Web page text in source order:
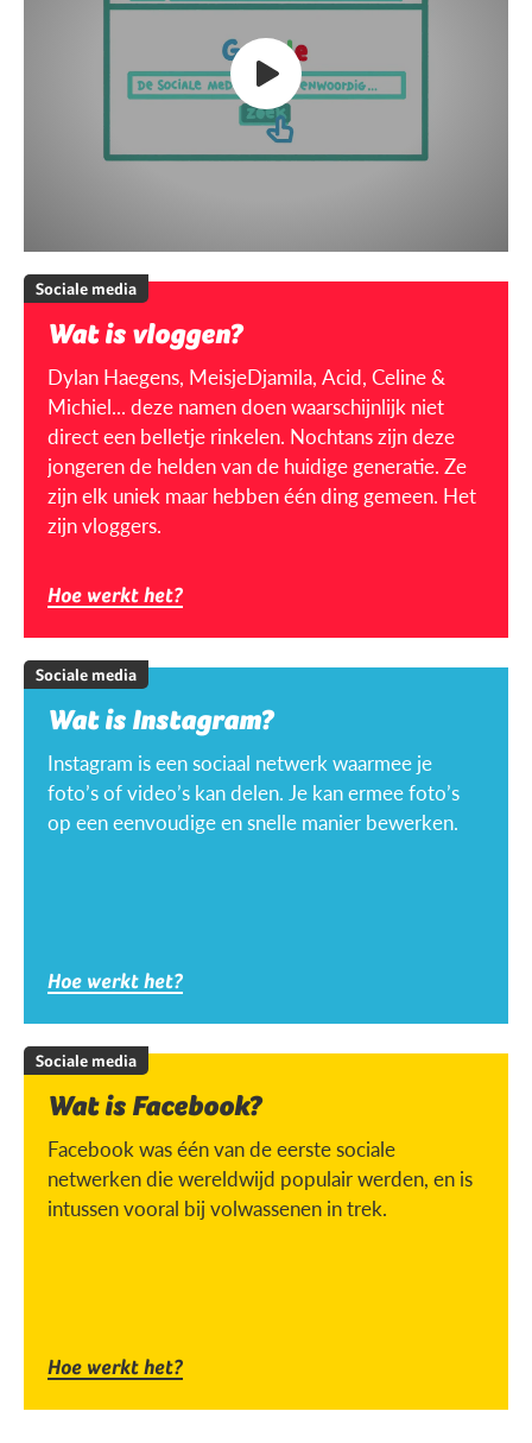
Sociale media
Wat is vloggen?
Dylan Haegens, MeisjeDjamila, Acid, Celine &
Michiel... deze namen doen waarschijnlijk niet
direct een belletje rinkelen. Nochtans zijn deze
jongeren de helden van de huidige generatie. Ze
zijn elk uniek maar hebben één ding gemeen. Het
zijn vloggers.
Hoe werkt het?
Sociale media
Wat is Instagram?
Instagram is een sociaal netwerk waarmee je
foto’s of video’s kan delen. Je kan ermee foto’s
op een eenvoudige en snelle manier bewerken.
Hoe werkt het?
Sociale media
Wat is Facebook?
Facebook was één van de eerste sociale
netwerken die wereldwijd populair werden, en is
intussen vooral bij volwassenen in trek.
Hoe werkt het?